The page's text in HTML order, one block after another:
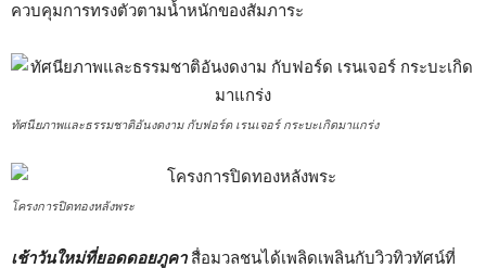
ควบคุมการทรงตัวตามน้ำหนักของสัมภาระ
ทัศนียภาพและธรรมชาติอันงดงาม กับฟอร์ด เรนเจอร์ กระบะเกิดมาแกร่ง
โครงการปิดทองหลังพระ
เช้าวันใหม่ที่ยอดดอยภูคาสื่อมวลชนได้เพลิดเพลินกับวิวทิวทัศน์ที่